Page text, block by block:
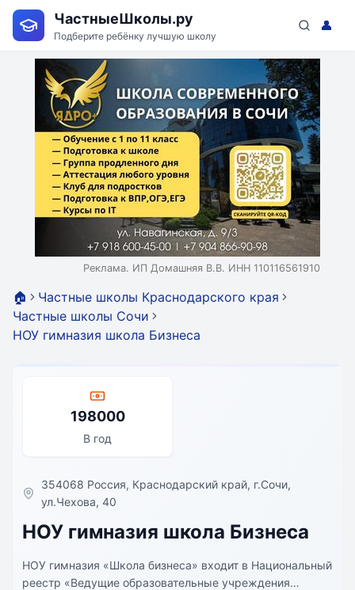
ЧастныеШколы.ру
Подберите ребёнку лучшую школу
👤
Реклама. ИП Домашняя В.В. ИНН 110116561910
🏠
Частные школы Краснодарского края
Частные школы Сочи
НОУ гимназия школа Бизнеса
198000
В год
354068 Россия, Краснодарский край, г.Сочи,
ул.Чехова, 40
НОУ гимназия школа Бизнеса
НОУ гимназия «Школа бизнеса» входит в Национальный
реестр «Ведущие образовательные учреждения